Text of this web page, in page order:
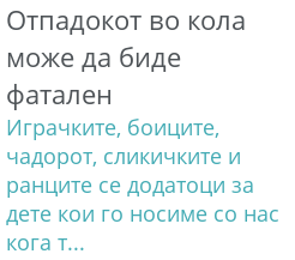
Отпадокот во кола
може да биде
фатален
Играчките, боиците,
чадорот, сликичките и
ранците се додатоци за
дете кои го носиме со нас
кога т...